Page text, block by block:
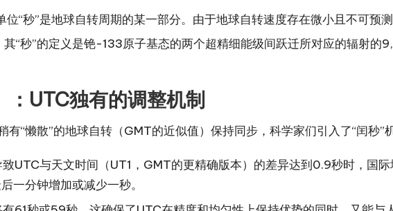
位“秒”是地球自转周期的某一部分。由于地球自转速度存在微小且不可预
其“秒”的定义是铯-133原子基态的两个超精细能级间跃迁所对应的辐射
UTC独有的调整机制
“懒散”的地球自转（GMT的近似值）保持同步，科学家们引入了“闰秒”机
UTC与天文时间（UT1，GMT的更精确版本）的差异达到0.9秒时，国
一分钟增加或减少一秒。